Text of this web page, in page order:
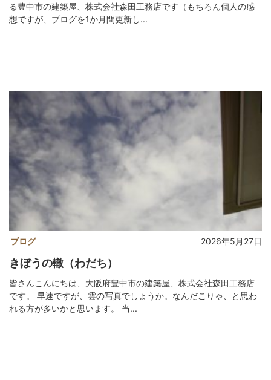
る豊中市の建築屋、株式会社森田工務店です（もちろん個人の感
想ですが、ブログを1か月間更新し...
ブログ 2026年5月27日
きぼうの轍（わだち）
皆さんこんにちは、大阪府豊中市の建築屋、株式会社森田工務店
です。 早速ですが、雲の写真でしょうか。なんだこりゃ、と思わ
れる方が多いかと思います。 当...